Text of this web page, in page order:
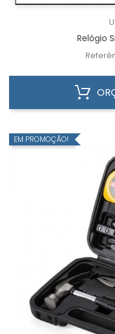
Relógio
EM PROMOÇÃO!